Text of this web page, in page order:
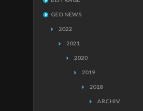
GEO NEWS
2022
2021
2020
2019
2018
ARCHIV